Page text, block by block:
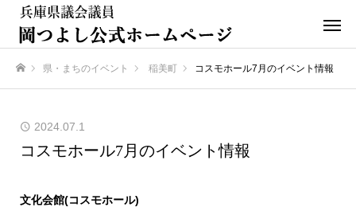
県・まちのイベント 稲美町 コスモホール7月のイベント情報
2024.07.1
コスモホール7月のイベント情報
文化会館(コスモホール)